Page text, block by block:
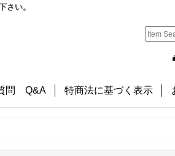
さい。
問 Q&A 特商法に基づく表示